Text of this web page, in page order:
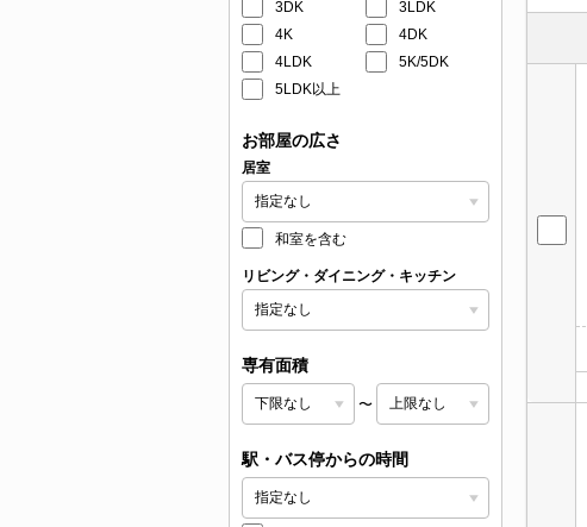
3DK
3LDK
4K
4DK
4LDK
5K/5DK
5LDK以上
お部屋の広さ
居室
和室を含む
リビング・ダイニング・キッチン
専有面積
〜
駅・バス停からの時間